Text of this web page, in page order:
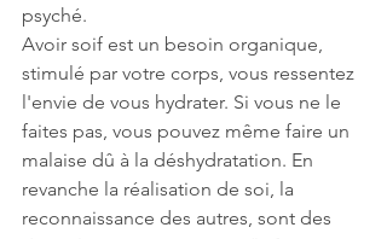
psyché.
Avoir soif est un besoin organique,
stimulé par votre corps, vous ressentez
l'envie de vous hydrater. Si vous ne le
faites pas, vous pouvez même faire un
malaise dû à la déshydratation. En
revanche la réalisation de soi, la
reconnaissance des autres, sont des